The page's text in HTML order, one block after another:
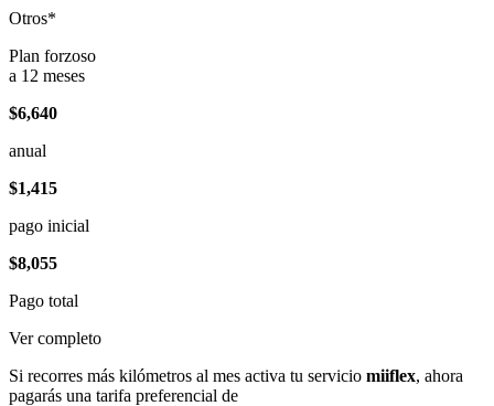
Otros*
Plan forzoso
a 12 meses
$6,640
anual
$1,415
pago inicial
$8,055
Pago total
Ver completo
Si recorres más kilómetros al mes activa tu servicio miiflex, ahora
pagarás una tarifa preferencial de